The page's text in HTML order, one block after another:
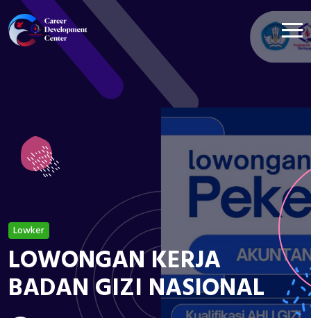
Lowker
LOWONGAN KERJA
BADAN GIZI NASIONAL